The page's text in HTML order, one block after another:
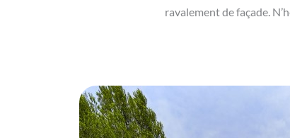
ravalement de façade.